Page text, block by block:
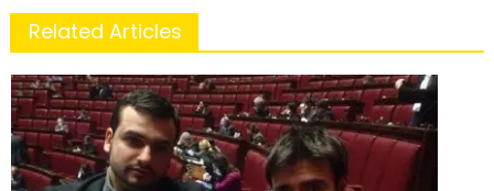
Related Articles